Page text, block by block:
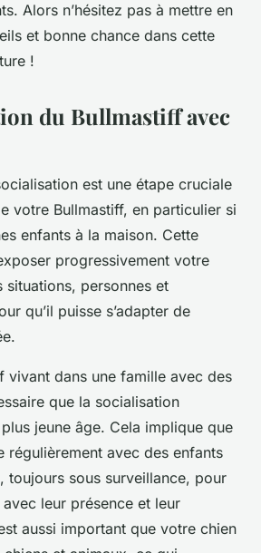
Alors n’hésitez pas à mettre en
et bonne chance dans cette
!
du Bullmastiff avec
est une étape cruciale
votre Bullmastiff, en particulier si
enfants à la maison. Cette
progressivement votre
situations, personnes et
qu’il puisse s’adapter de
vivant dans une famille avec des
que la socialisation
jeune âge. Cela implique que
régulièrement avec des enfants
toujours sous surveillance, pour
leur présence et leur
aussi important que votre chien